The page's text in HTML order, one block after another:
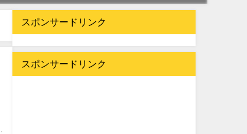
スポンサードリンク
スポンサードリンク